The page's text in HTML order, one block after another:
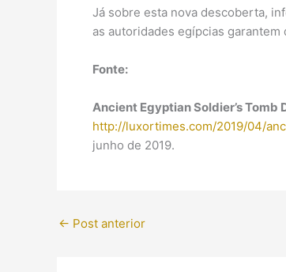
Já sobre esta nova descoberta,
as autoridades egípcias
Fonte:
Ancient Egyptian Soldier’s Tomb
http://luxortimes.com/2019/04/
junho de 2019.
← Post anterior